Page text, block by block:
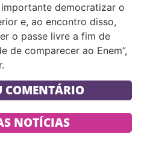
democratizar o
e, ao encontro disso,
o passe livre a fim de
de comparecer ao Enem”,
COMENTÁRIO
NOTÍCIAS